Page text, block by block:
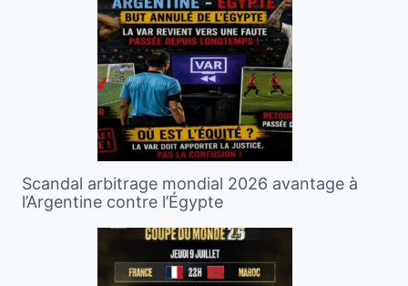
Scandal arbitrage mondial 2026 avantage à
l’Argentine contre l’Égypte